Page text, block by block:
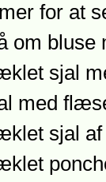
for at
om
sjal
med
sjal